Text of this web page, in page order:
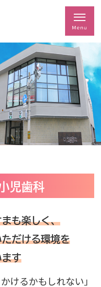
児歯科
も楽しく、
だける環境を
ます
けるかもしれない」